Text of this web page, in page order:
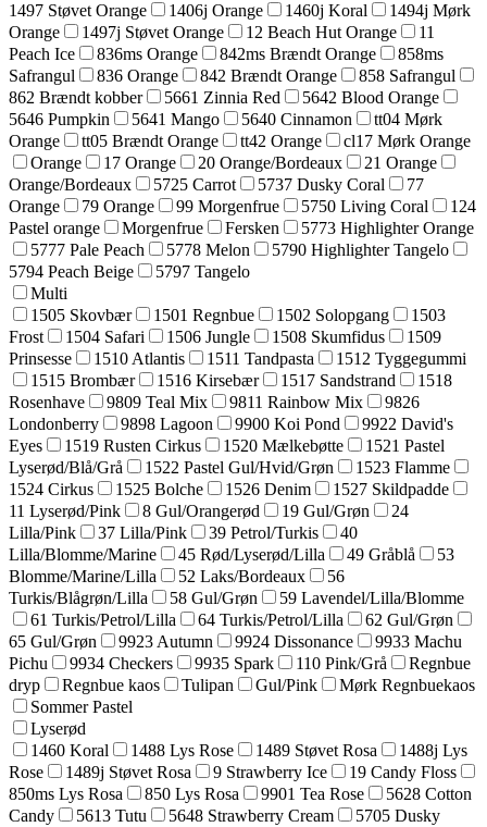
1497 Støvet Orange
1406j Orange 1460j Koral
1494j Mørk
Orange
1497j Støvet Orange 12 Beach Hut Orange
11
Peach Ice
836ms Orange 842ms Brændt Orange
858ms
Safrangul
836 Orange 842 Brændt Orange
858 Safrangul
862 Brændt kobber
5661 Zinnia Red
5642 Blood Orange
5646 Pumpkin
5641 Mango 5640 Cinnamon
tt04 Mørk
Orange
tt05 Brændt Orange tt42 Orange
cl17 Mørk Orange
Orange
17 Orange 20 Orange/Bordeaux
21 Orange
Orange/Bordeaux
5725 Carrot 5737 Dusky Coral
77
Orange
79 Orange 99 Morgenfrue 5750 Living Coral
124
Pastel orange
Morgenfrue Fersken
5773 Highlighter Orange
5777 Pale Peach
5778 Melon
5790 Highlighter Tangelo
5794 Peach Beige
5797 Tangelo
Multi
1505 Skovbær
1501 Regnbue 1502 Solopgang
1503
Frost
1504 Safari 1506 Jungle 1508 Skumfidus
1509
Prinsesse
1510 Atlantis 1511 Tandpasta
1512 Tyggegummi
1515 Brombær
1516 Kirsebær 1517 Sandstrand
1518
Rosenhave
9809 Teal Mix 9811 Rainbow Mix
9826
Londonberry
9898 Lagoon 9900 Koi Pond
9922 David's
Eyes
1519 Rusten Cirkus 1520 Mælkebøtte
1521 Pastel
Lyserød/Blå/Grå
1522 Pastel Gul/Hvid/Grøn
1523 Flamme
1524 Cirkus
1525 Bolche 1526 Denim
1527 Skildpadde
11 Lyserød/Pink
8 Gul/Orangerød 19 Gul/Grøn
24
Lilla/Pink
37 Lilla/Pink 39 Petrol/Turkis
40
Lilla/Blomme/Marine
45 Rød/Lyserød/Lilla 49 Gråblå
53
Blomme/Marine/Lilla
52 Laks/Bordeaux
56
Turkis/Blågrøn/Lilla
58 Gul/Grøn
59 Lavendel/Lilla/Blomme
61 Turkis/Petrol/Lilla
64 Turkis/Petrol/Lilla
62 Gul/Grøn
65 Gul/Grøn
9923 Autumn 9924 Dissonance
9933 Machu
Pichu
9934 Checkers 9935 Spark 110 Pink/Grå
Regnbue
dryp
Regnbue kaos Tulipan Gul/Pink
Mørk Regnbuekaos
Sommer Pastel
Lyserød
1460 Koral
1488 Lys Rose 1489 Støvet Rosa
1488j Lys
Rose
1489j Støvet Rosa 9 Strawberry Ice
19 Candy Floss
850ms Lys Rosa
850 Lys Rosa 9901 Tea Rose
5628 Cotton
Candy
5613 Tutu 5648 Strawberry Cream
5705 Dusky